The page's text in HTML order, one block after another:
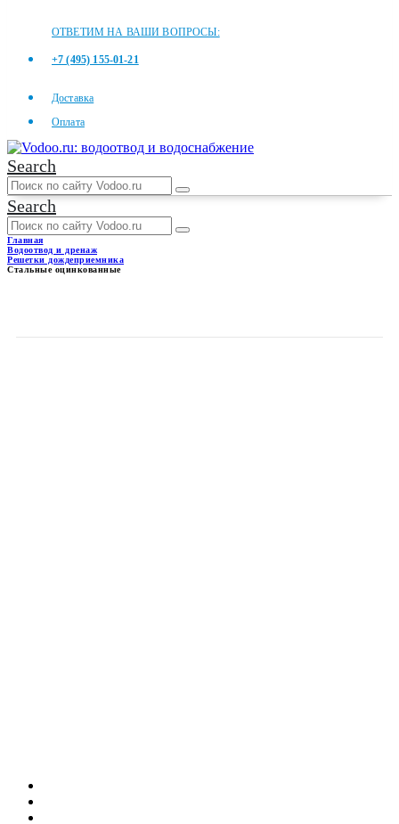
ОТВЕТИМ НА ВАШИ ВОПРОСЫ:
+7 (495) 155-01-21
Доставка
Оплата
Search
Search
Главная
Водоотвод и дренаж
Решетки дождеприемника
Стальные оцинкованные